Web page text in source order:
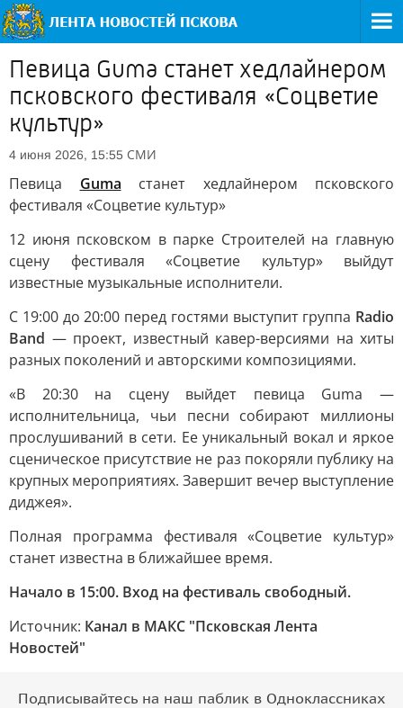
Певица Guma станет хедлайнером
псковского фестиваля «Соцветие
культур»
4 июня 2026, 15:55 СМИ
Певица Guma станет хедлайнером псковского
фестиваля «Соцветие культур»
12 июня псковском в парке Строителей на главную
сцену фестиваля «Соцветие культур» выйдут
известные музыкальные исполнители.
С 19:00 до 20:00 перед гостями выступит группа Radio
Band — проект, известный кавер-версиями на хиты
разных поколений и авторскими композициями.
«В 20:30 на сцену выйдет певица Guma —
исполнительница, чьи песни собирают миллионы
прослушиваний в сети. Ее уникальный вокал и яркое
сценическое присутствие не раз покоряли публику на
крупных мероприятиях. Завершит вечер выступление
диджея».
Полная программа фестиваля «Соцветие культур»
станет известна в ближайшее время.
Начало в 15:00. Вход на фестиваль свободный.
Источник: Канал в МАКС "Псковская Лента
Новостей"
Подписывайтесь на наш паблик в Одноклассниках